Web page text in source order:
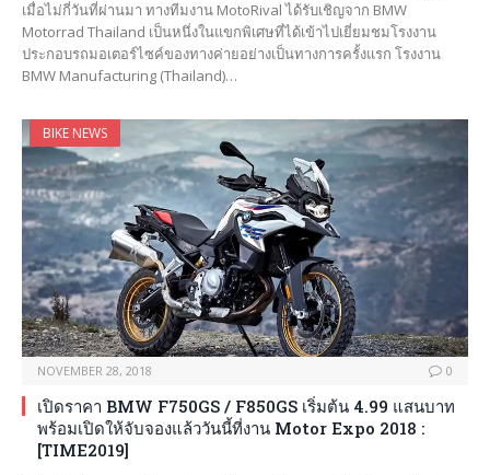
เมื่อไม่กี่วันที่ผ่านมา ทางทีมงาน MotoRival ได้รับเชิญจาก BMW
Motorrad Thailand เป็นหนึ่งในแขกพิเศษที่ได้เข้าไปเยี่ยมชมโรงงาน
ประกอบรถมอเตอร์ไซค์ของทางค่ายอย่างเป็นทางการครั้งแรก โรงงาน
BMW Manufacturing (Thailand)…
BIKE NEWS
NOVEMBER 28, 2018 0
เปิดราคา BMW F750GS / F850GS เริ่มต้น 4.99 แสนบาท
พร้อมเปิดให้จับจองแล้ววันนี้ที่งาน Motor Expo 2018 :
[TIME2019]